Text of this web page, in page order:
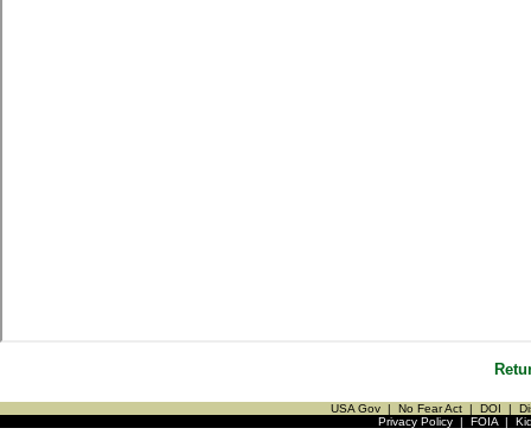
USA Gov | No Fear Act | DOI |
Privacy Policy| FOIA|